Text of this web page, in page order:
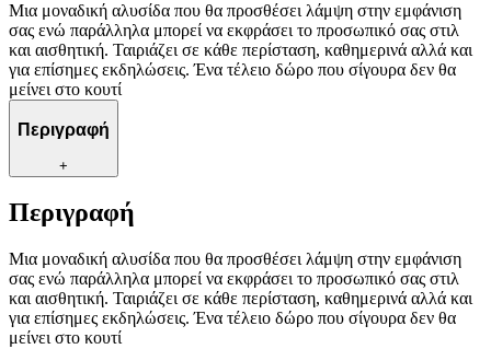
Μια μοναδική αλυσίδα που θα προσθέσει λάμψη στην εμφάνιση
σας ενώ παράλληλα μπορεί να εκφράσει το προσωπικό σας στιλ
και αισθητική. Ταιριάζει σε κάθε περίσταση, καθημερινά αλλά και
για επίσημες εκδηλώσεις. Ένα τέλειο δώρο που σίγουρα δεν θα
μείνει στο κουτί
Περιγραφή
+
Περιγραφή
Μια μοναδική αλυσίδα που θα προσθέσει λάμψη στην εμφάνιση
σας ενώ παράλληλα μπορεί να εκφράσει το προσωπικό σας στιλ
και αισθητική. Ταιριάζει σε κάθε περίσταση, καθημερινά αλλά και
για επίσημες εκδηλώσεις. Ένα τέλειο δώρο που σίγουρα δεν θα
μείνει στο κουτί